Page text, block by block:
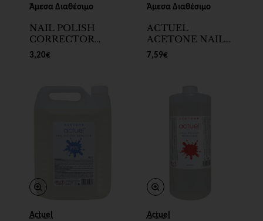
Άμεσα Διαθέσιμο
NAIL POLISH
CORRECTOR
PEN
3,20€
Άμεσα Διαθέσιμο
ACTUEL
ACETONE NAIL
POLISH
REMOVER
7,59€
Actuel
Actuel